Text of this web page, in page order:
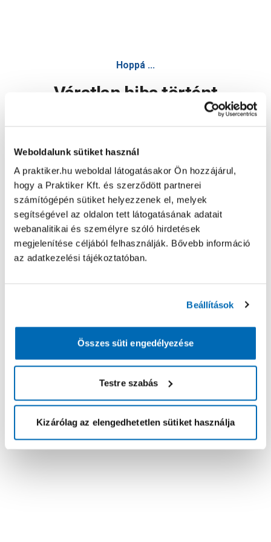
Weboldalunk sütiket használ
A praktiker.hu weboldal látogatásakor Ön hozzájárul,
hogy a Praktiker Kft. és szerződött partnerei
számítógépén sütiket helyezzenek el, melyek
segítségével az oldalon tett látogatásának adatait
webanalitikai és személyre szóló hirdetések
megjelenítése céljából felhasználják. Bővebb információ
az adatkezelési tájékoztatóban.
Beállítások
Összes süti engedélyezése
Testre szabás
Kizárólag az elengedhetetlen sütiket használja
Hoppá ...
Váratlan hiba történt
Oldal újratöltése